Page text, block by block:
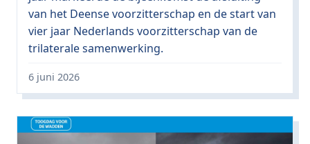
van het Deense voorzitterschap en de start van
vier jaar Nederlands voorzitterschap van de
trilaterale samenwerking.
6 juni 2026